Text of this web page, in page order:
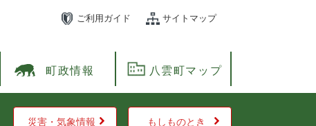
ご利用ガイド サイトマップ
町政情報 八雲町マップ
災害・気象情報 もしものとき